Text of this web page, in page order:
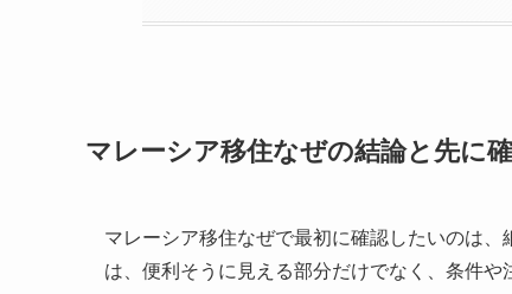
マレーシア移住なぜの結論と先に
マレーシア移住なぜで最初に確認したいのは
は、便利そうに見える部分だけでなく、条件や